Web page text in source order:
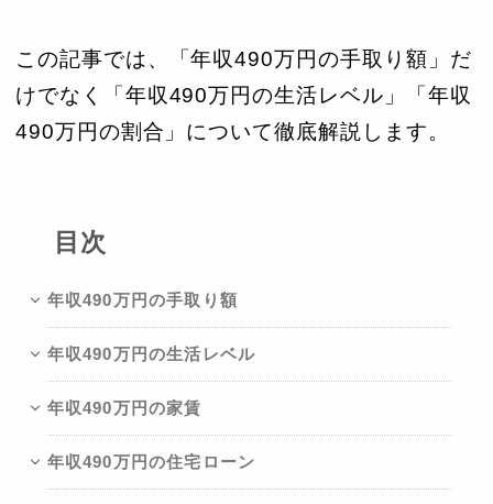
この記事では、「年収490万円の手取り額」だ
けでなく「年収490万円の生活レベル」「年収
490万円の割合」について徹底解説します。
目次
年収490万円の手取り額
年収490万円の生活レベル
年収490万円の家賃
年収490万円の住宅ローン